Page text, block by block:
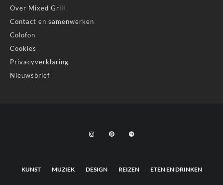
Over Mixed Grill
Contact en samenwerken
Colofon
Cookies
Privacyverklaring
Nieuwsbrief
KUNST MUZIEK DESIGN REIZEN ETEN EN DRINKEN